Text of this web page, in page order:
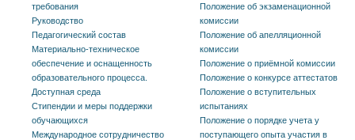
требования
Руководство
Педагогический состав
Материально-техническое
обеспечение и оснащенность
образовательного процесса.
Доступная среда
Стипендии и меры поддержки
обучающихся
Международное сотрудничество
Положение об экзаменационной
комиссии
Положение об апелляционной
комиссии
Положение о приёмной комиссии
Положение о конкурсе аттестатов
Положение о вступительных
испытаниях
Положение о порядке учета у
поступающего опыта участия в